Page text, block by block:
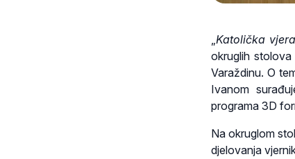
„Katolička
okruglih
Varaždinu. O
Ivanom
programa 3D
Na okruglom
djelovanja